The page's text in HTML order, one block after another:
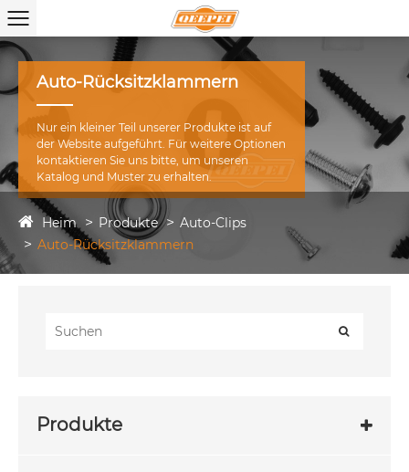
Auto-Rücksitzklammern
Nur ein kleiner Teil unserer Produkte ist auf
der Website aufgeführt. Für weitere Optionen
kontaktieren Sie uns bitte, um unseren
Katalog und Muster zu erhalten.
Heim Produkte
Auto-Clips
Auto-Rücksitzklammern
Produkte